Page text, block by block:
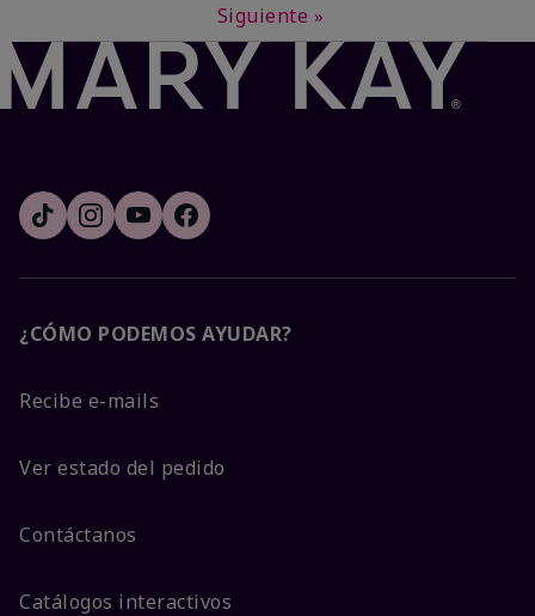
Siguiente »
¿CÓMO PODEMOS AYUDAR?
Recibe e-mails
Ver estado del pedido
Contáctanos
Catálogos interactivos